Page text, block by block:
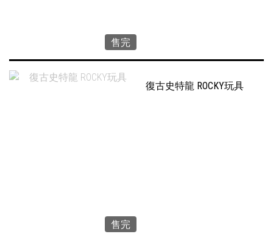
售完
售完
復古史特龍 ROCKY玩具